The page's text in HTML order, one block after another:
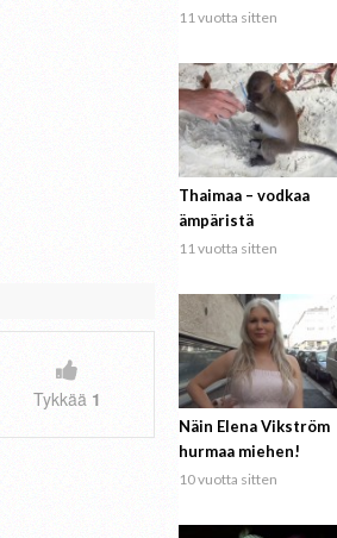
Tykkää 1
11 vuotta sitten
Thaimaa – vodkaa
ämpäristä
11 vuotta sitten
Näin Elena Vikström
hurmaa miehen!
10 vuotta sitten